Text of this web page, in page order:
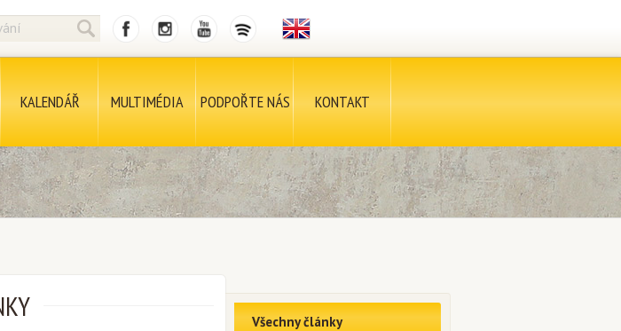
KALENDÁŘ MULTIMÉDIA PODPOŘTE NÁS KONTAKT
Všechny články